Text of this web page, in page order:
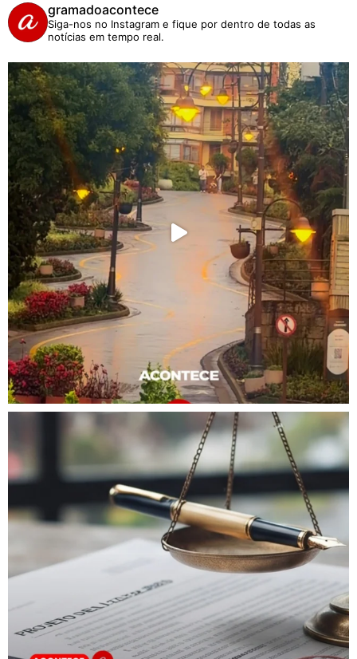
gramadoacontece
Siga-nos no Instagram e fique por dentro de todas as
notícias em tempo real.